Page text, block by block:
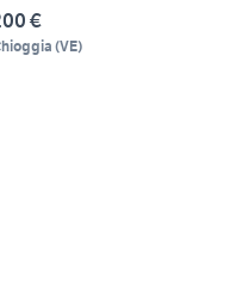
€
(VE)